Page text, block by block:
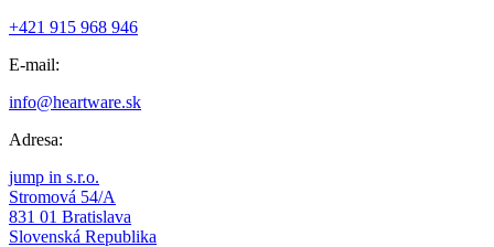
+421 915 968 946
E-mail:
info@heartware.sk
Adresa:
jump in s.r.o.
Stromová 54/A
831 01 Bratislava
Slovenská Republika